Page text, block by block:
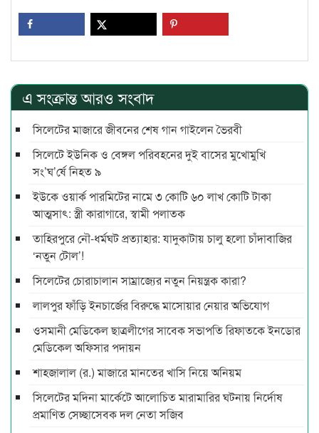
এ সংক্রান্ত আরও সংবাদ
সিলেটের মাজারে জীবনের শেষ গান গাইলেন ভৈরবী
সিলেটে ইউনিক ও বেঙ্গল পরিবহনের দুই বাসের মুখোমুখি
সং’ঘ’র্ষে নিহত ৯
ইউকে ওয়ার্ক পারমিটের নামে ৩ কোটি ৬০ লাখ কোটি টাকা
আত্মসাৎ: স্ত্রী কারাগারে, স্বামী পলাতক
তাহিরপুরে নৌ-ধর্মঘট প্রত্যাহার: যাদুকাটায় চালু হলো চাঁদাবাজির
‘নতুন টোল’!
সিলেটের চোরাচালান সাম্রাজ্যের নতুন নিয়ন্ত্রক কারা?
লালপুর ফাঁড়ি ইনচার্জের বিরুদ্ধে মাসোয়ার নেয়ার অভিযোগ
ওসমানী মেডিকেল ছাত্রলীগের সাবেক সভাপতি রিফাতকে ইনডোর
মেডিকেল অফিসার পদায়ন
শাহজালাল (র.) মাজারে মানতের খাসি নিয়ে অনিয়ম
সিলেটের মদিনা মার্কেটে আলোচিত মারামারির ঘটনায় নির্দোষ
প্রমাণিত সেচ্ছাসেবক দল নেতা সজিব